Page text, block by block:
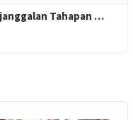
Tahapan …